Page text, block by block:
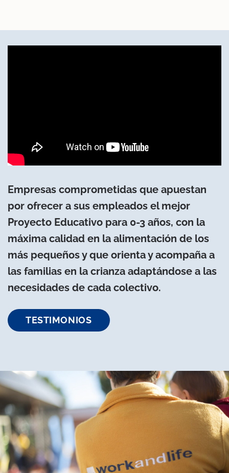
Empresas comprometidas que apuestan
por ofrecer a sus empleados el mejor
Proyecto Educativo para 0-3 años, con la
máxima calidad en la alimentación de los
más pequeños y que orienta y acompaña a
las familias en la crianza adaptándose a las
necesidades de cada colectivo.
TESTIMONIOS